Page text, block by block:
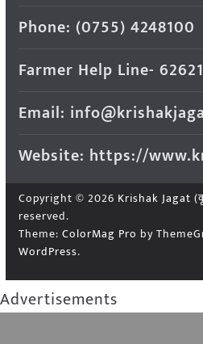
Phone: (0755) 4248100
Farmer Help Line-
Email:
Website: https://
Copyright © 2026 Krishak Jagat
reserved.
Theme: ColorMag Pro by
WordPress.
Advertisements